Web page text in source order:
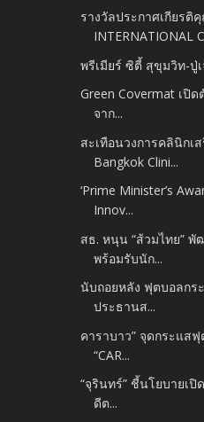
รางวัลประกาศเกียรติ
INTERNATIONAL
พรีเมียร์ ซิตี้ สุขุมวิท-ปู่
Green Covermat เปิด
จาก...
สะเทือนวงการคลินิกเ
Bangkok Clini...
‘Prime Minister’s
Innov...
สธ. หนุน “ส้วมไทย”
พร้อมรับนัก...
นับถอยหลัง ฟุตบอลกร
ประธานส...
คาราบาว” จุดกระแส
“CAR...
“จุรินทร์” ชี้นโยบายเ
ดีต...